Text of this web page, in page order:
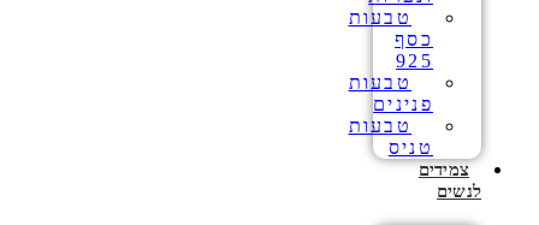
טבעות
כסף
925
טבעות
פנינים
טבעות
טניס
צמידים
לנשים